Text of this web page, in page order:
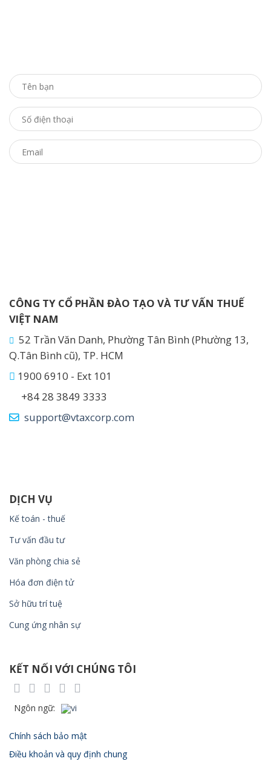
CÔNG TY CỔ PHẦN ĐÀO TẠO VÀ TƯ VẤN THUẾ
VIỆT NAM
52 Trần Văn Danh, Phường Tân Bình (Phường 13,
Q.Tân Bình cũ), TP. HCM
1900 6910 - Ext 101
+84 28 3849 3333
support@vtaxcorp.com
DỊCH VỤ
Kế toán - thuế
Tư vấn đầu tư
Văn phòng chia sẻ
Hóa đơn điện tử
Sở hữu trí tuệ
Cung ứng nhân sự
KẾT NỐI VỚI CHÚNG TÔI
Chính sách bảo mật
Điều khoản và quy định chung